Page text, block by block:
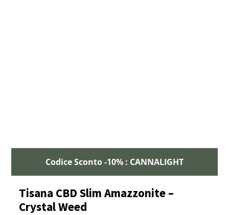
Codice Sconto -10% : CANNALIGHT
Tisana CBD Slim Amazzonite –
Crystal Weed